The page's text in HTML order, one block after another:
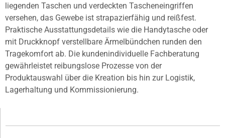
liegenden Taschen und verdeckten Tascheneingriffen
versehen, das Gewebe ist strapazierfähig und reißfest.
Praktische Ausstattungsdetails wie die Handytasche oder
mit Druckknopf verstellbare Ärmelbündchen runden den
Tragekomfort ab. Die kundenindividuelle Fachberatung
gewährleistet reibungslose Prozesse von der
Produktauswahl über die Kreation bis hin zur Logistik,
Lagerhaltung und Kommissionierung.